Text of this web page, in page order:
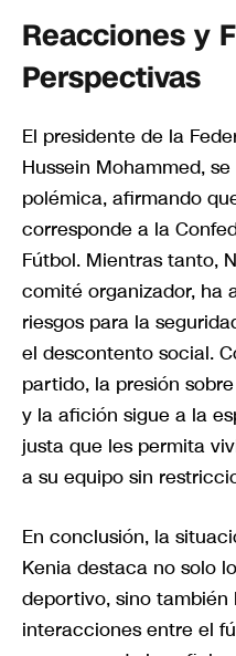
Reacciones y
Perspectivas
El presidente de la
Hussein Mohammed,
polémica, afirmando
corresponde a la
Fútbol. Mientras tanto,
comité organizador, ha
riesgos para la
el descontento social.
partido, la presión
y la afición sigue a la
justa que les permita
a su equipo sin
En conclusión, la
Kenia destaca no solo
deportivo, sino también
interacciones entre el